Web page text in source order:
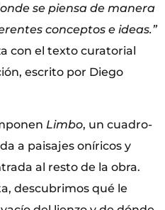
se piensa de manera
conceptos e ideas.”
con el texto curatorial
escrito por Diego
Limbo, un cuadro-
a paisajes oníricos y
al resto de la obra.
descubrimos qué le